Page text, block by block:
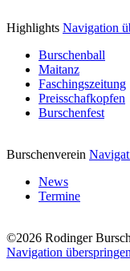
Highlights Navigation
Burschenball
Maitanz
Faschingszeitung
Preisschafkopfen
Burschenfest
Burschenverein
News
Termine
©2026 Rodinger
Navigation überspringen